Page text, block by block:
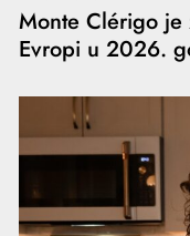
Monte Clérigo je
Evropi u 2026.